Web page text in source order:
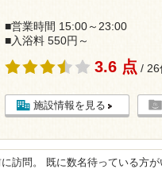
■営業時間 15:00～23:00
■入浴料 550円～
3.6 点 / 26
施設情報を見る
訪問。 既に数名待っている方